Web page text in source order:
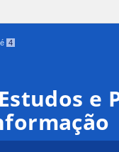
4
e